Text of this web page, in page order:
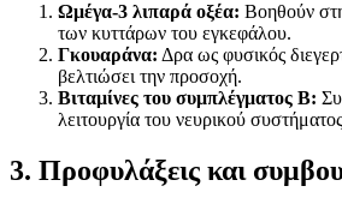
Ωμέγα-3 λιπαρά οξέα: Βοηθούν
των κυττάρων του εγκεφάλου.
Γκουαράνα: Δρα ως φυσικός
βελτιώσει την προσοχή.
Βιταμίνες του συμπλέγματος Β:
λειτουργία του νευρικού
3. Προφυλάξεις και